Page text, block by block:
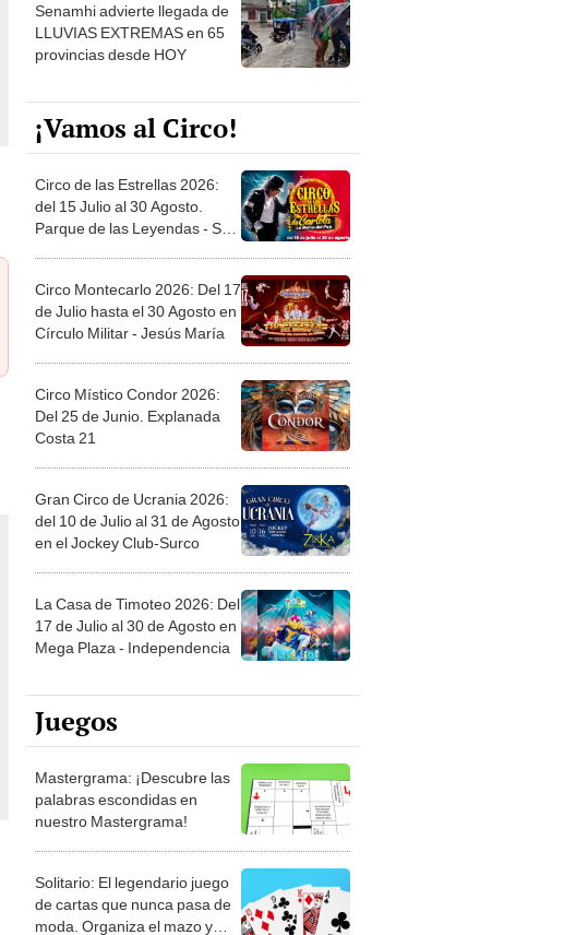
Senamhi advierte llegada de
LLUVIAS EXTREMAS en 65
provincias desde HOY
¡Vamos al Circo!
Circo de las Estrellas 2026:
del 15 Julio al 30 Agosto.
Parque de las Leyendas - San
Circo Montecarlo 2026: Del 17
de Julio hasta el 30 Agosto en
Círculo Militar - Jesús María
Circo Místico Condor 2026:
Del 25 de Junio. Explanada
Costa 21
Gran Circo de Ucrania 2026:
del 10 de Julio al 31 de Agosto
en el Jockey Club-Surco
La Casa de Timoteo 2026: Del
17 de Julio al 30 de Agosto en
Mega Plaza - Independencia
Juegos
Mastergrama: ¡Descubre las
palabras escondidas en
nuestro Mastergrama!
Solitario: El legendario juego
de cartas que nunca pasa de
moda. Organiza el mazo y